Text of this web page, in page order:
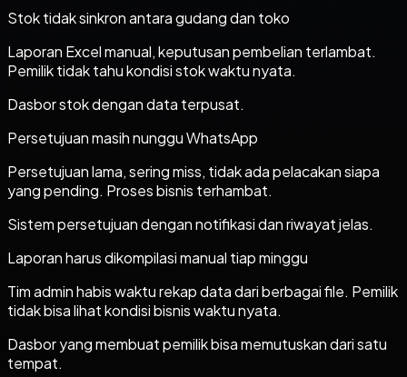
Stok tidak sinkron antara gudang dan toko
Laporan Excel manual, keputusan pembelian terlambat.
Pemilik tidak tahu kondisi stok waktu nyata.
Dasbor stok dengan data terpusat.
Persetujuan masih nunggu WhatsApp
Persetujuan lama, sering miss, tidak ada pelacakan siapa
yang pending. Proses bisnis terhambat.
Sistem persetujuan dengan notifikasi dan riwayat jelas.
Laporan harus dikompilasi manual tiap minggu
Tim admin habis waktu rekap data dari berbagai file. Pemilik
tidak bisa lihat kondisi bisnis waktu nyata.
Dasbor yang membuat pemilik bisa memutuskan dari satu
tempat.